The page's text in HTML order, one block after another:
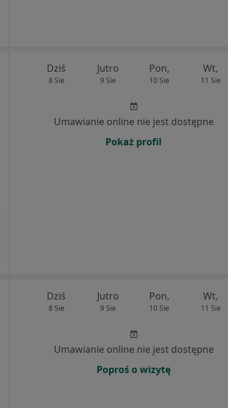
Dziś
8 Sie
Jutro
9 Sie
Pon,
10 Sie
Wt,
11 Sie
Umawianie online nie jest dostępne
Pokaż profil
Dziś
8 Sie
Jutro
9 Sie
Pon,
10 Sie
Wt,
11 Sie
Umawianie online nie jest dostępne
Poproś o wizytę